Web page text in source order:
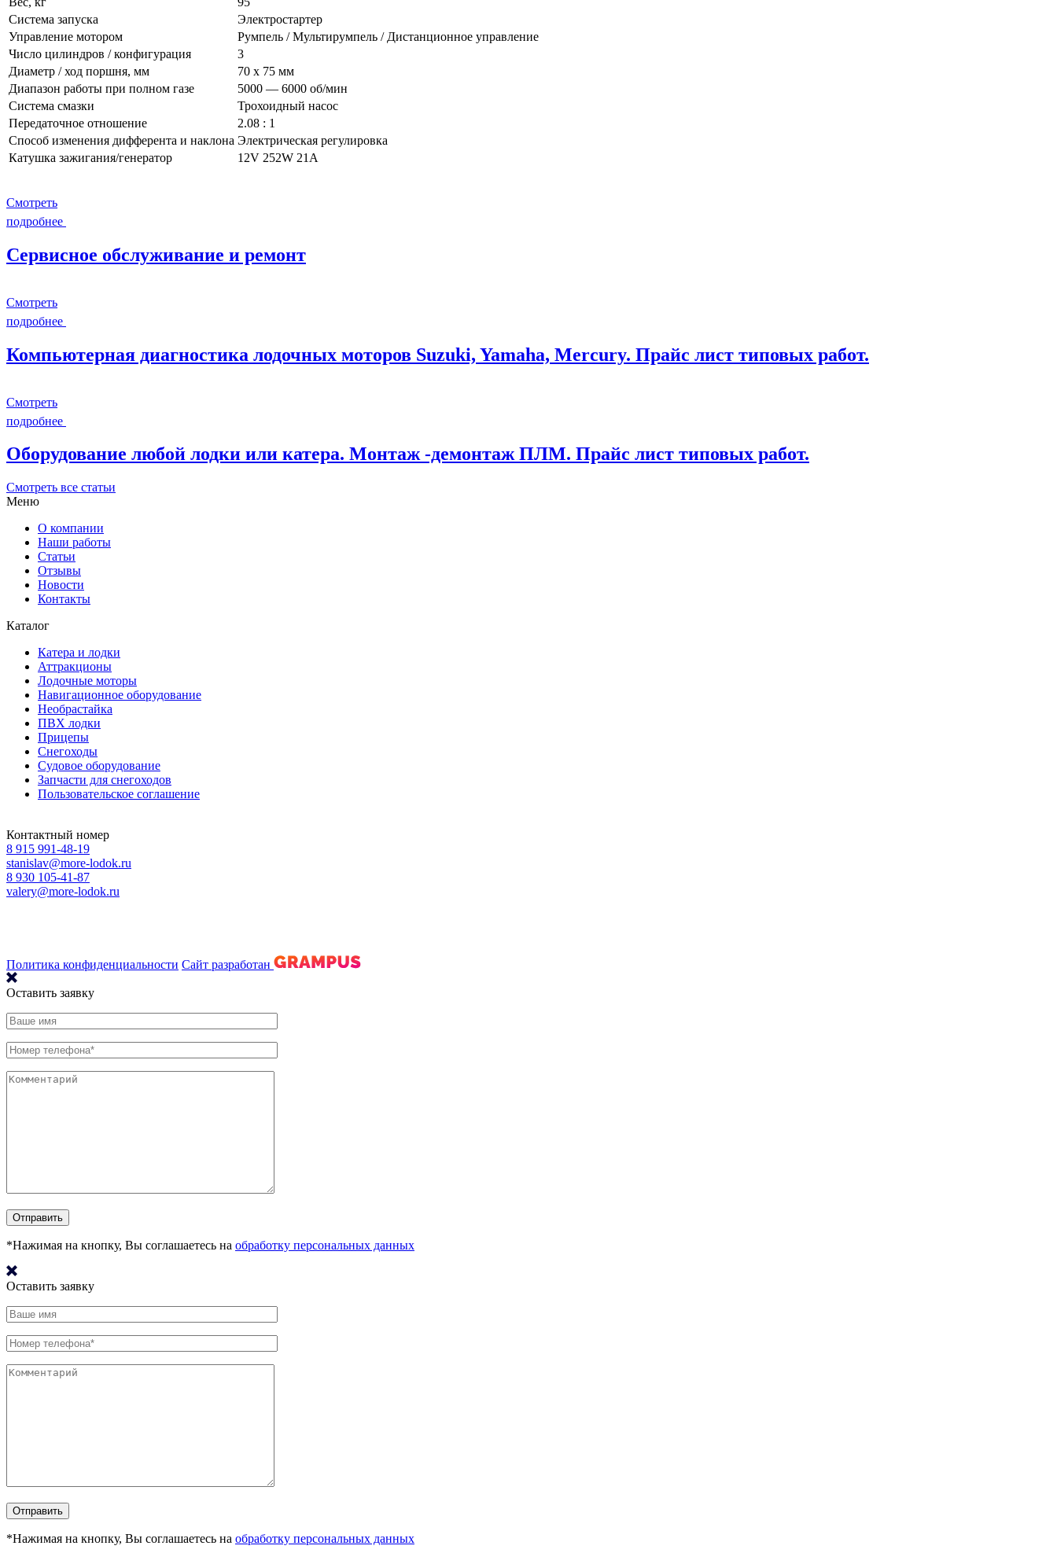
Система запуска
Электростартер
Управление мотором
Румпель / Мультирумпель / Дистанционное управление
Число цилиндров / конфигурация
3
Диаметр / ход поршня, мм
70 x 75 мм
Диапазон работы при полном газе
5000 — 6000 об/мин
Система смазки
Трохоидный насос
Передаточное отношение
2.08 : 1
Способ изменения дифферента и наклона Электрическая регулировка
Катушка зажигания/генератор
12V 252W 21A
Смотреть
подробнее
Сервисное обслуживание и ремонт
Смотреть
подробнее
Компьютерная диагностика лодочных моторов Suzuki, Yamaha, Mercury. Прайс лист типовых работ.
Смотреть
подробнее
Оборудование любой лодки или катера. Монтаж -демонтаж ПЛМ. Прайс лист типовых работ.
Смотреть все статьи
Меню
О компании
Наши работы
Статьи
Отзывы
Новости
Контакты
Каталог
Катера и лодки
Аттракционы
Лодочные моторы
Навигационное оборудование
Необрастайка
ПВХ лодки
Прицепы
Снегоходы
Судовое оборудование
Запчасти для снегоходов
Пользовательское соглашение
Контактный номер
8 915 991-48-19
stanislav@more-lodok.ru
8 930 105-41-87
valery@more-lodok.ru
Политика конфиденциальности Сайт разработан
Оставить заявку
*Нажимая на кнопку, Вы соглашаетесь на обработку персональных данных
Оставить заявку
*Нажимая на кнопку, Вы соглашаетесь на обработку персональных данных